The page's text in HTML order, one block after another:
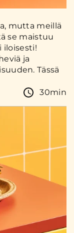
mutta meillä
se maistuu
iloisesti!
ja
Tässä
30min